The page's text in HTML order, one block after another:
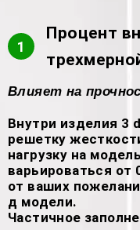
1
Процент
Влияет на
Внутри изделия 3
решетку
нагрузку на
варьироваться от
от ваших
д модели.
Частичное